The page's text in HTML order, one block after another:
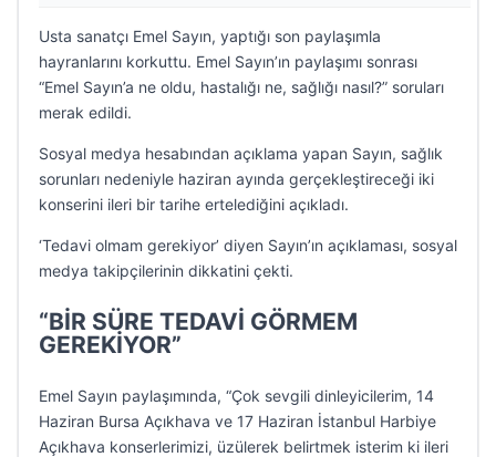
Usta sanatçı Emel Sayın, yaptığı son paylaşımla
hayranlarını korkuttu. Emel Sayın’ın paylaşımı sonrası
“Emel Sayın’a ne oldu, hastalığı ne, sağlığı nasıl?” soruları
merak edildi.
Sosyal medya hesabından açıklama yapan Sayın, sağlık
sorunları nedeniyle haziran ayında gerçekleştireceği iki
konserini ileri bir tarihe ertelediğini açıkladı.
‘Tedavi olmam gerekiyor’ diyen Sayın’ın açıklaması, sosyal
medya takipçilerinin dikkatini çekti.
“BİR SÜRE TEDAVİ GÖRMEM
GEREKİYOR”
Emel Sayın paylaşımında, “Çok sevgili dinleyicilerim, 14
Haziran Bursa Açıkhava ve 17 Haziran İstanbul Harbiye
Açıkhava konserlerimizi, üzülerek belirtmek isterim ki ileri